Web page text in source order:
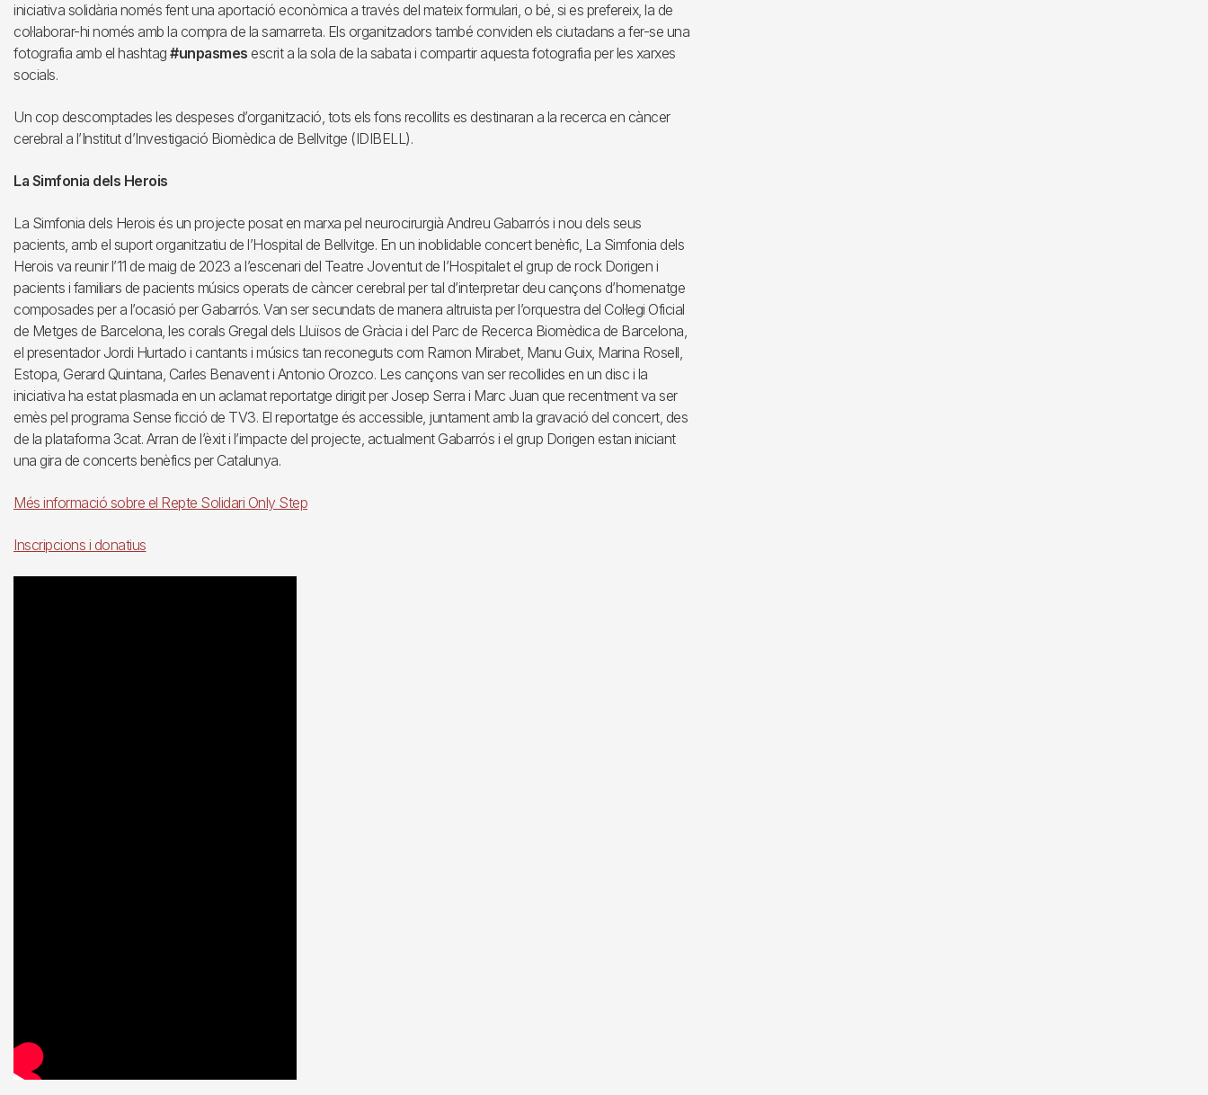
iniciativa solidària només fent una aportació econòmica a través del mateix formulari, o bé, si es prefereix, la de
col·laborar-hi només amb la compra de la samarreta. Els organitzadors també conviden els ciutadans a fer-se una
fotografia amb el hashtag #unpasmes escrit a la sola de la sabata i compartir aquesta fotografia per les xarxes
socials.
Un cop descomptades les despeses d’organització, tots els fons recollits es destinaran a la recerca en càncer
cerebral a l’Institut d’Investigació Biomèdica de Bellvitge (IDIBELL).
La Simfonia dels Herois
La Simfonia dels Herois és un projecte posat en marxa pel neurocirurgià Andreu Gabarrós i nou dels seus
pacients, amb el suport organitzatiu de l’Hospital de Bellvitge. En un inoblidable concert benèfic, La Simfonia dels
Herois va reunir l’11 de maig de 2023 a l’escenari del Teatre Joventut de l’Hospitalet el grup de rock Dorigen i
pacients i familiars de pacients músics operats de càncer cerebral per tal d’interpretar deu cançons d’homenatge
composades per a l’ocasió per Gabarrós. Van ser secundats de manera altruista per l’orquestra del Col·legi Oficial
de Metges de Barcelona, les corals Gregal dels Lluïsos de Gràcia i del Parc de Recerca Biomèdica de Barcelona,
el presentador Jordi Hurtado i cantants i músics tan reconeguts com Ramon Mirabet, Manu Guix, Marina Rosell,
Estopa, Gerard Quintana, Carles Benavent i Antonio Orozco. Les cançons van ser recollides en un disc i la
iniciativa ha estat plasmada en un aclamat reportatge dirigit per Josep Serra i Marc Juan que recentment va ser
emès pel programa Sense ficció de TV3. El reportatge és accessible, juntament amb la gravació del concert, des
de la plataforma 3cat. Arran de l’èxit i l’impacte del projecte, actualment Gabarrós i el grup Dorigen estan iniciant
una gira de concerts benèfics per Catalunya.
Més informació sobre el Repte Solidari Only Step
Inscripcions i donatius